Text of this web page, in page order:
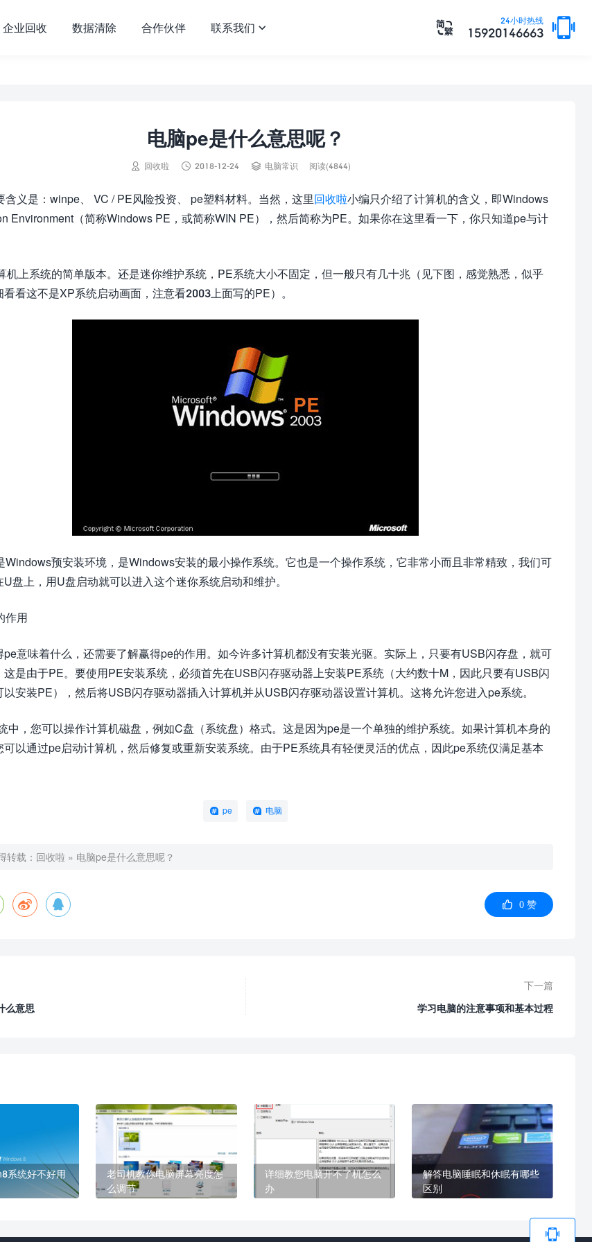
24小时热线
15920146663 

企业回收 数据清除 合作伙伴 联系我们 
电脑pe是什么意思呢？
 回收啦  2018-12-24  电脑常识 阅读(4844)
含义是：winpe、 VC / PE风险投资、 pe塑料材料。当然，这里回收啦小编只介绍了计算机的含义，即Windows
Environment（简称Windows PE，或简称WIN PE），然后简称为PE。如果你在这里看一下，你只知道pe与计
机上系统的简单版本。还是迷你维护系统，PE系统大小不固定，但一般只有几十兆（见下图，感觉熟悉，似乎
看看这不是XP系统启动画面，注意看2003上面写的PE）。
Windows预安装环境，是Windows安装的最小操作系统。它也是一个操作系统，它非常小而且非常精致，我们可
U盘上，用U盘启动就可以进入这个迷你系统启动和维护。
作用
pe意味着什么，还需要了解赢得pe的作用。如今许多计算机都没有安装光驱。实际上，只要有USB闪存盘，就可
这是由于PE。要使用PE安装系统，必须首先在USB闪存驱动器上安装PE系统（大约数十M，因此只要有USB闪
以安装PE），然后将USB闪存驱动器插入计算机并从USB闪存驱动器设置计算机。这将允许您进入pe系统。
中，您可以操作计算机磁盘，例如C盘（系统盘）格式。这是因为pe是一个单独的维护系统。如果计算机本身的
可以通过pe启动计算机，然后修复或重新安装系统。由于PE系统具有轻便灵活的优点，因此pe系统仅满足基本
pe 电脑
转载： 回收啦 » 电脑pe是什么意思呢？
   0 赞
么意思
下一篇
学习电脑的注意事项和基本过程
系统好不好用
老司机教你电脑屏幕亮度怎
么调节
详细教您电脑开不了机怎么
办
解答电脑睡眠和休眠有哪些
区别
